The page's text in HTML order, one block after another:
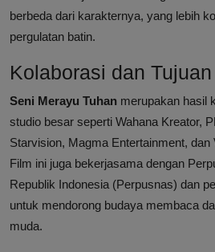
berbeda dari karakternya, yang lebih
pergulatan batin.
Kolaborasi dan
Seni Merayu Tuhan merupakan hasil
studio besar seperti Wahana Kreator,
Starvision, Magma Entertainment, dan
Film ini juga bekerjasama dengan
Republik Indonesia (Perpusnas) dan
untuk mendorong budaya membaca
muda.